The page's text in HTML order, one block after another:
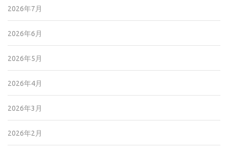
2026年7月
2026年6月
2026年5月
2026年4月
2026年3月
2026年2月